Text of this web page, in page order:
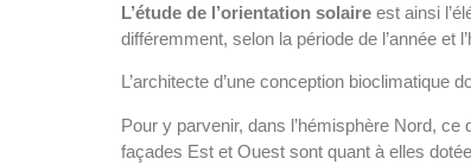
L’étude de l’orientation solaire est ainsi
différemment, selon la période de l’année et
L’architecte d’une conception bioclimatique
Pour y parvenir, dans l’hémisphère Nord,
façades Est et Ouest sont quant à elles